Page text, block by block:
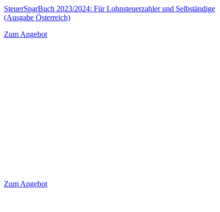
SteuerSparBuch 2023/2024: Für Lohnsteuerzahler und Selbständige
(Ausgabe Österreich)
Zum Angebot
Zum Angebot